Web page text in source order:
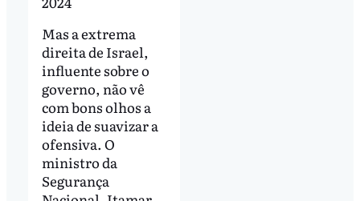
Mas a extrema
direita de Israel,
influente sobre o
governo, não vê
com bons olhos a
ideia de suavizar a
ofensiva. O
ministro da
Segurança